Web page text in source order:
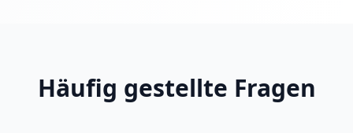
Häufig gestellte Fragen